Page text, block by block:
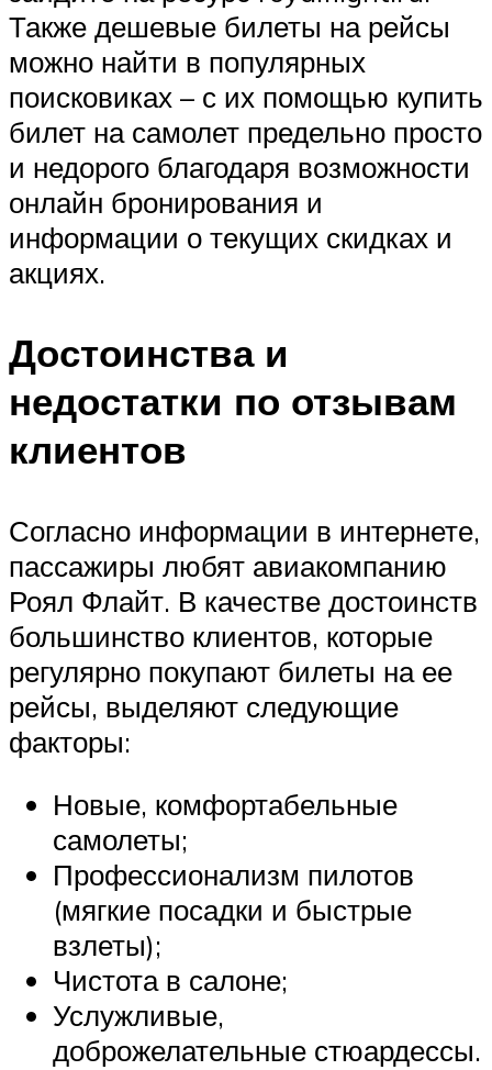
Также дешевые билеты на рейсы
можно найти в популярных
поисковиках – с их помощью купить
билет на самолет предельно просто
и недорого благодаря возможности
онлайн бронирования и
информации о текущих скидках и
акциях.
Достоинства и
недостатки по отзывам
клиентов
Согласно информации в интернете,
пассажиры любят авиакомпанию
Роял Флайт. В качестве достоинств
большинство клиентов, которые
регулярно покупают билеты на ее
рейсы, выделяют следующие
факторы:
Новые, комфортабельные
самолеты;
Профессионализм пилотов
(мягкие посадки и быстрые
взлеты);
Чистота в салоне;
Услужливые,
доброжелательные стюардессы.